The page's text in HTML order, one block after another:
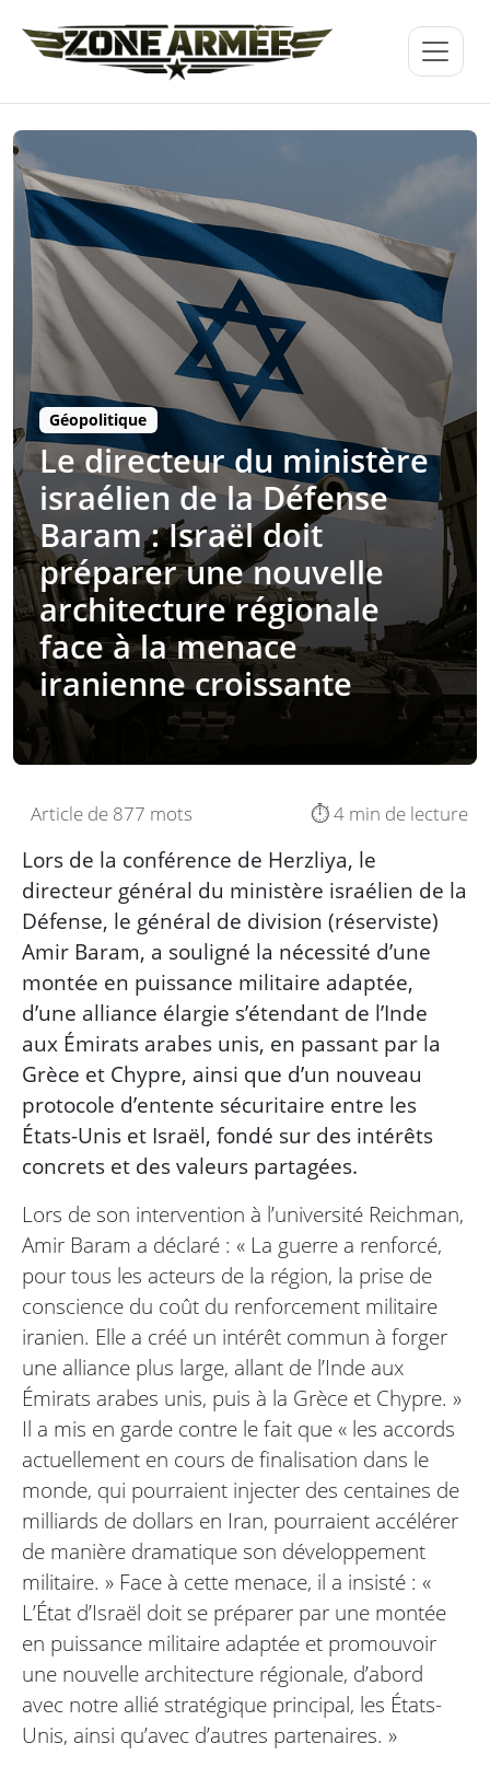
Géopolitique
Le directeur du ministère
israélien de la Défense
Baram : Israël doit
préparer une nouvelle
architecture régionale
face à la menace
iranienne croissante
Article de 877 mots ⏱️ 4 min de lecture
Lors de la conférence de Herzliya, le
directeur général du ministère israélien de la
Défense, le général de division (réserviste)
Amir Baram, a souligné la nécessité d’une
montée en puissance militaire adaptée,
d’une alliance élargie s’étendant de l’Inde
aux Émirats arabes unis, en passant par la
Grèce et Chypre, ainsi que d’un nouveau
protocole d’entente sécuritaire entre les
États-Unis et Israël, fondé sur des intérêts
concrets et des valeurs partagées.
Lors de son intervention à l’université Reichman,
Amir Baram a déclaré : « La guerre a renforcé,
pour tous les acteurs de la région, la prise de
conscience du coût du renforcement militaire
iranien. Elle a créé un intérêt commun à forger
une alliance plus large, allant de l’Inde aux
Émirats arabes unis, puis à la Grèce et Chypre. »
Il a mis en garde contre le fait que « les accords
actuellement en cours de finalisation dans le
monde, qui pourraient injecter des centaines de
milliards de dollars en Iran, pourraient accélérer
de manière dramatique son développement
militaire. » Face à cette menace, il a insisté : «
L’État d’Israël doit se préparer par une montée
en puissance militaire adaptée et promouvoir
une nouvelle architecture régionale, d’abord
avec notre allié stratégique principal, les États-
Unis, ainsi qu’avec d’autres partenaires. »